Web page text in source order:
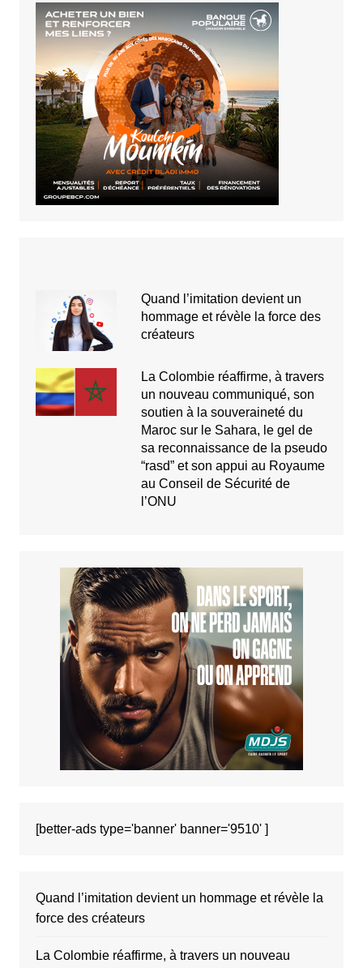
Quand l’imitation devient un
hommage et révèle la force des
créateurs
La Colombie réaffirme, à travers
un nouveau communiqué, son
soutien à la souveraineté du
Maroc sur le Sahara, le gel de
sa reconnaissance de la pseudo
“rasd” et son appui au Royaume
au Conseil de Sécurité de
l’ONU
[better-ads type='banner' banner='9510' ]
Quand l’imitation devient un hommage et révèle la
force des créateurs
La Colombie réaffirme, à travers un nouveau